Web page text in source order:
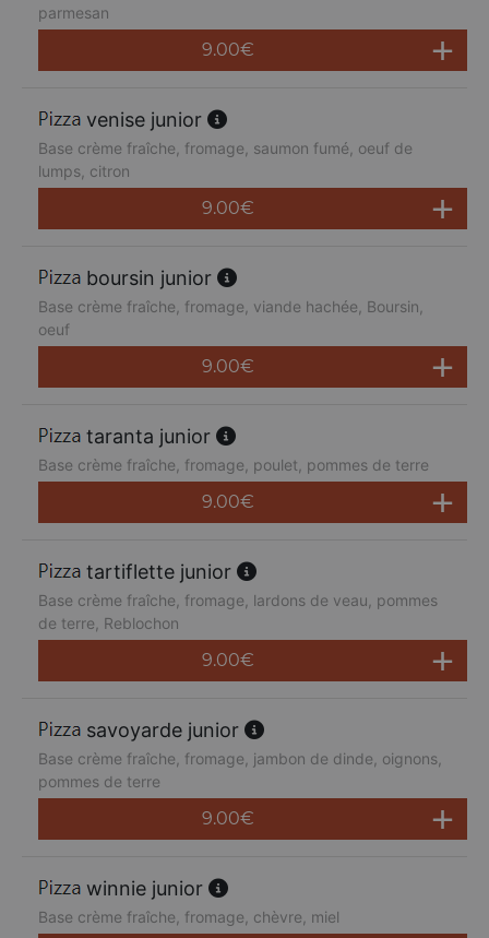
parmesan
9.00€
venise junior
Base crème fraîche, fromage, saumon fumé, oeuf de
lumps, citron
9.00€
boursin junior
Base crème fraîche, fromage, viande hachée, Boursin,
oeuf
9.00€
taranta junior
Base crème fraîche, fromage, poulet, pommes de terre
9.00€
tartiflette junior
Base crème fraîche, fromage, lardons de veau, pommes
de terre, Reblochon
9.00€
savoyarde junior
Base crème fraîche, fromage, jambon de dinde, oignons,
pommes de terre
9.00€
winnie junior
Base crème fraîche, fromage, chèvre, miel